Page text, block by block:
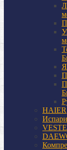
HAIER